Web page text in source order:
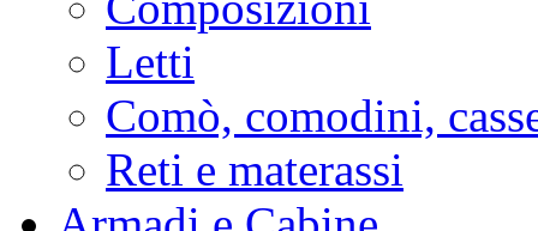
Letti
Comò, comodini,
Reti e materassi